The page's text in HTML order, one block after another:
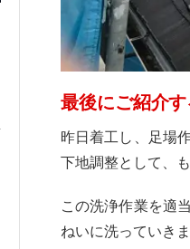
最後にご紹介
昨日着工し、足場
下地調整として、
この洗浄作業を適
ねいに洗っていきま